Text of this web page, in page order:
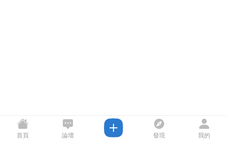
首頁 論壇 發現 我的